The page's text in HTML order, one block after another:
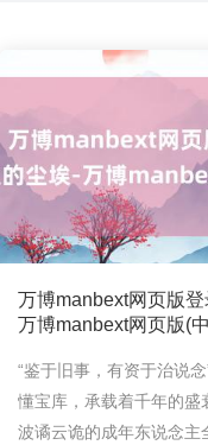
万博manbext网页版
万博manbext网页版(
“鉴于旧事，有资于治说
懂宝库，承载着千年的盛
波谲云诡的成年东说念